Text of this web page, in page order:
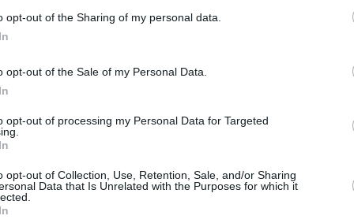
opt-out of the Sharing of my personal data.
opt-out of the Sale of my Personal Data.
opt-out of processing my Personal Data for Targeted
opt-out of Collection, Use, Retention, Sale, and/or Sharing
Data that Is Unrelated with the Purposes for which it
servizi, avvocati, commercialisti ecc. In
del lavoro (5.419) o agli sportelli dei
da Milano (43.393 domande, il
Napoli (24.331 8,25%), seguono Brescia,
, Modena e Reggio Emilia. Tra i
(37.178 domande, il 12,61%), marocchini
8,68%), quindi cinesi, bangladesi,
e pakistani.
6